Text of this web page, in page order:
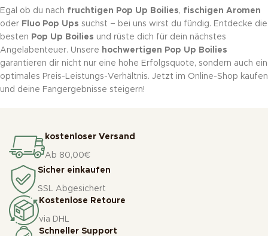
Egal ob du nach fruchtigen Pop Up Boilies, fischigen Aromen
oder Fluo Pop Ups suchst – bei uns wirst du fündig. Entdecke die
besten Pop Up Boilies und rüste dich für dein nächstes
Angelabenteuer. Unsere hochwertigen Pop Up Boilies
garantieren dir nicht nur eine hohe Erfolgsquote, sondern auch ein
optimales Preis-Leistungs-Verhältnis. Jetzt im Online-Shop kaufen
und deine Fangergebnisse steigern!
kostenloser Versand
Ab 80,00€
Sicher einkaufen
SSL Abgesichert
Kostenlose Retoure
via DHL
Schneller Support